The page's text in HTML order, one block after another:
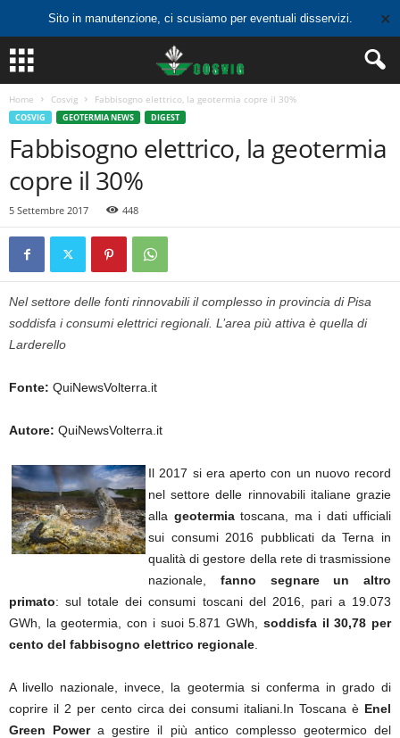
Sito in manutenzione, ci scusiamo per eventuali disservizi. ✕
Home Cosvig Fabbisogno elettrico, la geotermia copre il 30%
COSVIG GEOTERMIA NEWS DIGEST
Fabbisogno elettrico, la geotermia
copre il 30%
5 Settembre 2017 448
Nel settore delle fonti rinnovabili il complesso in provincia di Pisa
soddisfa i consumi elettrici regionali. L’area più attiva è quella di
Larderello
Fonte: QuiNewsVolterra.it
Autore: QuiNewsVolterra.it
Il 2017 si era aperto con un nuovo record
nel settore delle rinnovabili italiane grazie
alla geotermiatoscana, ma i dati ufficiali
sui consumi 2016 pubblicati da Terna in
qualità di gestore della rete di trasmissione
nazionale, fanno segnare un altro
primato: sul totale dei consumi toscani del 2016, pari a 19.073
GWh, la geotermia, con i suoi 5.871 GWh,
soddisfa il 30,78 per
cento del fabbisogno elettrico regionale
A livello nazionale, invece, la geotermia si conferma in grado di
coprire il 2 per cento circa dei consumi italiani.In Toscana è Enel
Green Powera gestire il più antico complesso geotermico del